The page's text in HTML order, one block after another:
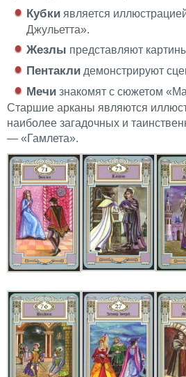
Кубки является
Джульетта».
Жезлы представляют
Пентакли демонстрируют
Мечи знакомят с сюжетом
Старшие арканы являются
наиболее загадочных и
— «Гамлета».